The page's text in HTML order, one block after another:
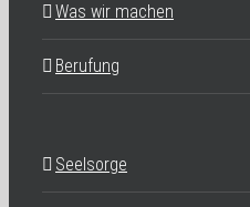
Was wir machen
Berufung
Seelsorge